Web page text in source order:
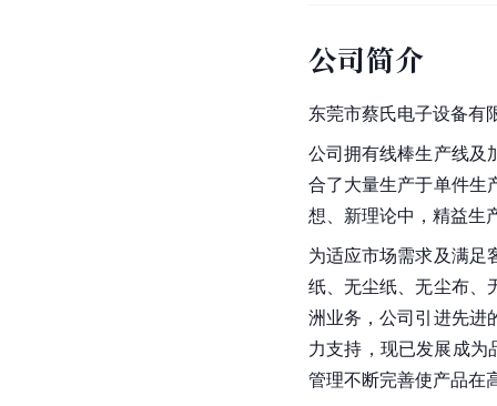
公司简介
东莞市蔡氏电子设备有
公司拥有线棒生产线及
合了大量生产于单件生
想、新理论中，精益生
为适应市场需求及满足
纸、无尘纸、无尘布、
洲业务，公司引进先进
力支持，现已发展成
管理不断完善使产品在